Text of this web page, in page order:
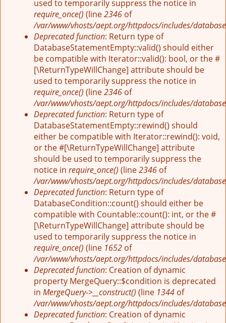
used to temporarily suppress the notice in
require_once() (line2346 of
/var/www/vhosts/aept.org/httpdocs/includes/
Deprecated function: Return type of
DatabaseStatementEmpty::valid() should either
be compatible with Iterator::valid(): bool, or the #
[\ReturnTypeWillChange] attribute should be
used to temporarily suppress the notice in
require_once() (line2346 of
/var/www/vhosts/aept.org/httpdocs/includes/
Deprecated function: Return type of
DatabaseStatementEmpty::rewind() should
either be compatible with Iterator::rewind(): void,
or the #[\ReturnTypeWillChange] attribute
should be used to temporarily suppress the
notice in require_once() (line2346 of
/var/www/vhosts/aept.org/httpdocs/includes/
Deprecated function: Return type of
DatabaseCondition::count() should either be
compatible with Countable::count(): int, or the #
[\ReturnTypeWillChange] attribute should be
used to temporarily suppress the notice in
require_once() (line 1652 of
/var/www/vhosts/aept.org/httpdocs/includes/
Deprecated function: Creation of dynamic
property MergeQuery::$condition is deprecated
in MergeQuery->__construct() (line 1344 of
/var/www/vhosts/aept.org/httpdocs/includes/
Deprecated function: Creation of dynamic